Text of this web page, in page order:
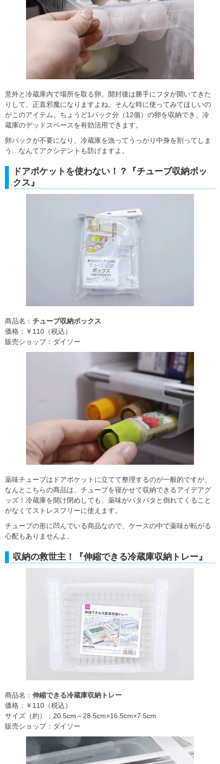
意外と冷蔵庫内で場所を取る卵。開封後は勝手にフタが開いてきた
りして、正直邪魔になりますよね。そんな時に使ってみてほしいの
がこのアイテム。ちょうど1パック分（12個）の卵を収納でき、冷
蔵庫のデッドスペースを有効活用できます。
卵パックが不要になり、冷蔵庫を漁ってうっかり中身を割ってしま
う…なんてアクシデントも防げますよ。
ドアポケットを使わない！？『チューブ収納ボッ
クス』
商品名： チューブ収納ボックス
価格：￥110（税込）
販売ショップ：ダイソー
薬味チューブはドアポケットに立てて整理するのが一般的ですが、
なんとこちらの商品は、チューブを寝かせて収納できるアイデアグ
ッズ！冷蔵庫を開け閉めしても、薬味がバタバタと倒れてくること
がなくてストレスフリーに使えます。
チューブの形に凹んでいる商品なので、ケースの中で薬味が転がる
心配もありませんよ。
収納の救世主！『伸縮できる冷蔵庫収納トレー』
商品名： 伸縮できる冷蔵庫収納トレー
価格：￥110（税込）
サイズ（約）：20.5cm～28.5cm×16.5cm×7.5cm
販売ショップ：ダイソー